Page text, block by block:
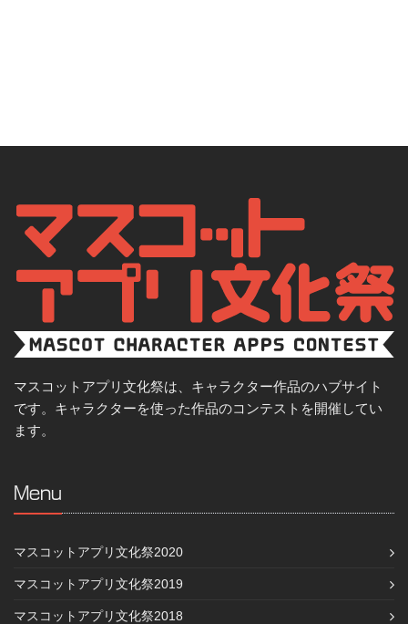
マスコットアプリ文化祭は、キャラクター作品のハブサイト
です。キャラクターを使った作品のコンテストを開催してい
ます。
Menu
マスコットアプリ文化祭2020
マスコットアプリ文化祭2019
マスコットアプリ文化祭2018